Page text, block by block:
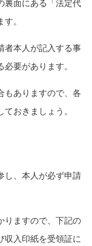
裏面にある「法定代
。
者本人が記入する事
要があります。
もありますので、各
おきましょう。
し、本人が必ず申請
りますので、下記の
収入印紙を受領証に